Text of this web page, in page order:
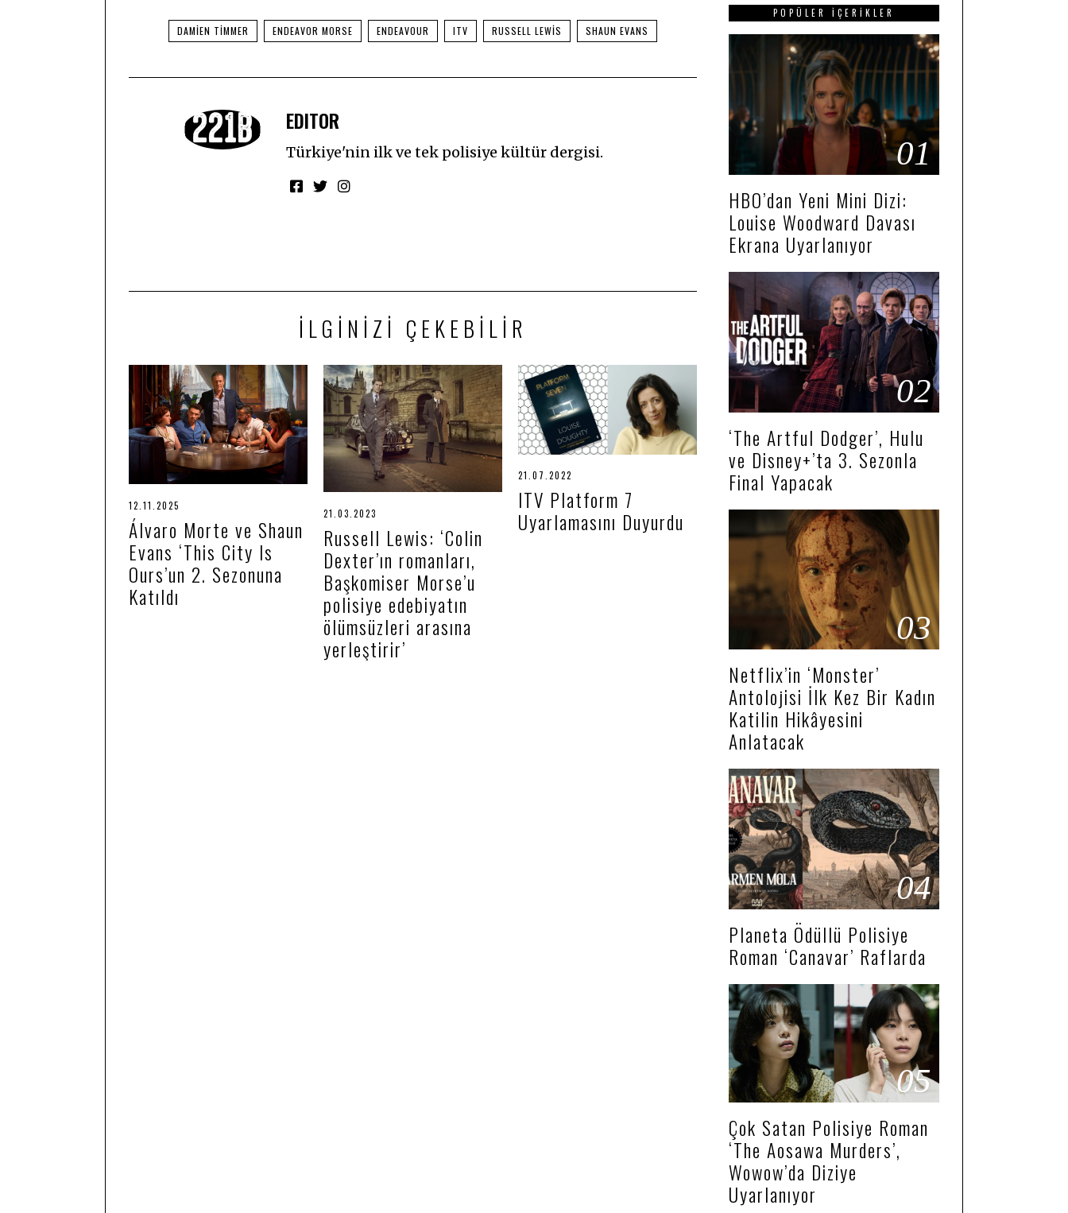
DAMIEN TIMMER ENDEAVOR MORSE ENDEAVOUR ITV RUSSELL LEWIS SHAUN EVANS
EDITOR
Türkiye'nin ilk ve tek polisiye kültür dergisi.
İLGINIZI ÇEKEBILIR
12.11.2025
1
2
Álvaro Morte ve Shaun
Evans ‘This City Is
Ours’un 2. Sezonuna
Katıldı
21.03.2023
0
3
2
2
Russell Lewis: ‘Colin
Dexter’ın romanları,
Başkomiser Morse’u
polisiye edebiyatın
ölümsüzleri arasına
yerleştirir’
21.07.2022
.
0
7
ITV Platform 7
Uyarlamasını Duyurdu
POPÜLER İÇERIKLER
01
HBO’dan Yeni Mini Dizi:
Louise Woodward Davası
Ekrana Uyarlanıyor
02
‘The Artful Dodger’, Hulu
ve Disney+’ta 3. Sezonla
Final Yapacak
03
Netflix’in ‘Monster’
Antolojisi İlk Kez Bir Kadın
Katilin Hikâyesini
Anlatacak
04
Planeta Ödüllü Polisiye
Roman ‘Canavar’ Raflarda
05
Çok Satan Polisiye Roman
‘The Aosawa Murders’,
Wowow’da Diziye
Uyarlanıyor